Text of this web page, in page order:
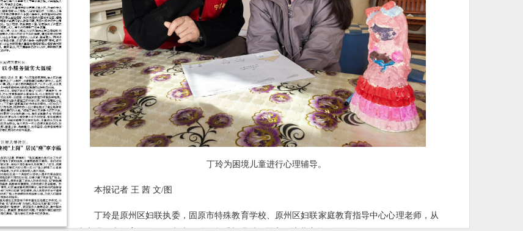
丁玲为困境儿童进行心理辅导。
本报记者 王 茜 文/图
丁玲是原州区妇联执委，固原市特殊教育学校、原州区妇联家庭教育指导中心心理老师，从